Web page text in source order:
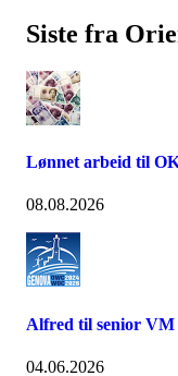
Siste fra
Lønnet arbeid til
08.08.2026
Alfred til senior VM
04.06.2026